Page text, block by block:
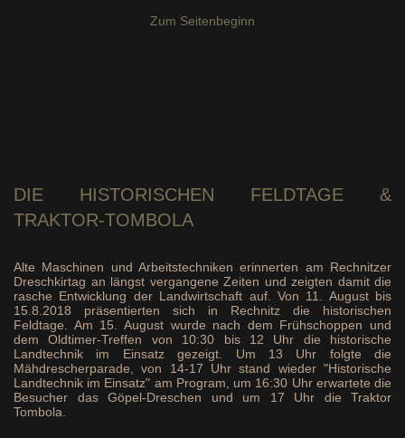
Zum Seitenbeginn
DIE HISTORISCHEN FELDTAGE &
TRAKTOR-TOMBOLA
Alte Maschinen und Arbeitstechniken erinnerten am Rechnitzer
Dreschkirtag an längst vergangene Zeiten und zeigten damit die
rasche Entwicklung der Landwirtschaft auf. Von 11. August bis
15.8.2018 präsentierten sich in Rechnitz die historischen
Feldtage. Am 15. August wurde nach dem Frühschoppen und
dem Oldtimer-Treffen von 10:30 bis 12 Uhr die historische
Landtechnik im Einsatz gezeigt. Um 13 Uhr folgte die
Mähdrescherparade, von 14-17 Uhr stand wieder "Historische
Landtechnik im Einsatz" am Program, um 16:30 Uhr erwartete die
Besucher das Göpel-Dreschen und um 17 Uhr die Traktor
Tombola.